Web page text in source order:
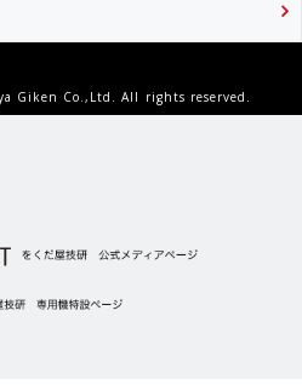
Giken Co.,Ltd. All rights reserved.